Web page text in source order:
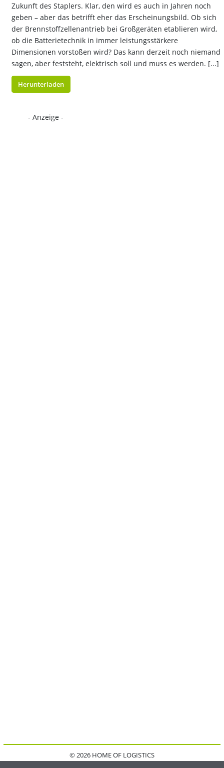
Zukunft des Staplers. Klar, den wird es auch in Jahren noch
geben – aber das betrifft eher das Erscheinungsbild. Ob sich
der Brennstoffzellenantrieb bei Großgeräten etablieren wird,
ob die Batterietechnik in immer leistungsstärkere
Dimensionen vorstoßen wird? Das kann derzeit noch niemand
sagen, aber feststeht, elektrisch soll und muss es werden. [...]
Herunterladen
- Anzeige -
© 2026 HOME OF LOGISTICS